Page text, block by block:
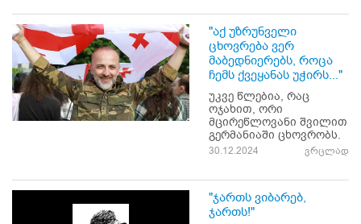
"აქ უზრუნველი
ცხოვრება ვერ
მაბედნიერებს, როცა
ჩემს ქვეყანას უჭირს..."
უკვე წლებია, რაც
ოჯახით, ორი
მცირეწლოვანი შვილით
გერმანიაში ცხოვრობს.
30.12.2024 ვრცლად
"ჯართს ვიბარებ,
ჯართს!"